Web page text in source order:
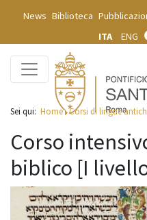
News Biblioteca
ITA
ENG
Sei qui: Home Corsi di lingue
Corso
biblico [I